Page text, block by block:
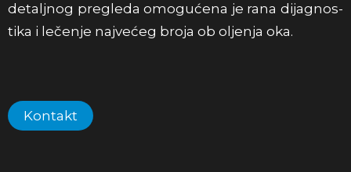
detaljnog pre­gleda omogućena je rana dijag­nos­
tika i lečenje najvećeg broja ob ol­jenja oka.
Kontakt